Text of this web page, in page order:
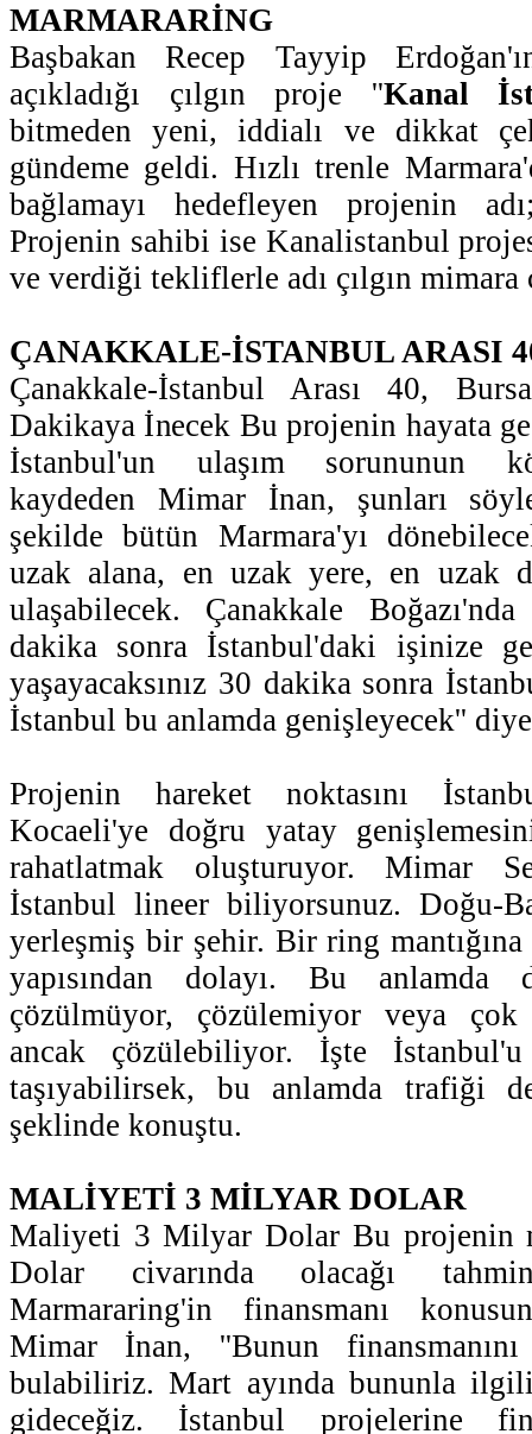
MARMARARİNG
Başbakan Recep Tayyip
açıkladığı çılgın proje ''Kanal
bitmeden yeni, iddialı ve dikkat
gündeme geldi. Hızlı trenle
bağlamayı hedefleyen projenin
Projenin sahibi ise Kanalistanbul
ve verdiği tekliflerle adı çılgın mimara
ÇANAKKALE-İSTANBUL ARASI
Çanakkale-İstanbul Arası 40,
Dakikaya İnecek Bu projenin hayata
İstanbul'un ulaşım sorununun
kaydeden Mimar İnan, şunları
şekilde bütün Marmara'yı
uzak alana, en uzak yere, en uzak
ulaşabilecek. Çanakkale Boğazı'nda
dakika sonra İstanbul'daki işinize
yaşayacaksınız 30 dakika sonra
İstanbul bu anlamda genişleyecek''
Projenin hareket noktasını
Kocaeli'ye doğru yatay
rahatlatmak oluşturuyor. Mimar
İstanbul lineer biliyorsunuz. Doğu-
yerleşmiş bir şehir. Bir ring
yapısından dolayı. Bu anlamda
çözülmüyor, çözülemiyor veya
ancak çözülebiliyor. İşte
taşıyabilirsek, bu anlamda trafiği
şeklinde konuştu.
MALİYETİ 3 MİLYAR DOLAR
Maliyeti 3 Milyar Dolar Bu projenin
Dolar civarında olacağı
Marmararing'in finansmanı
Mimar İnan, ''Bunun
bulabiliriz. Mart ayında bununla
gideceğiz. İstanbul projelerine